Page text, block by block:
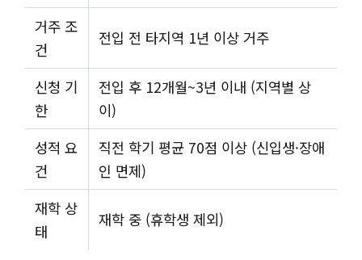
거주 조
건
전입 전 타지역 1년 이상 거주
신청 기
한
전입 후 12개월~3년 이내 (지역별 상
이)
성적 요
건
직전 학기 평균 70점 이상 (신입생·장애
인 면제)
재학 상
태
재학 중 (휴학생 제외)